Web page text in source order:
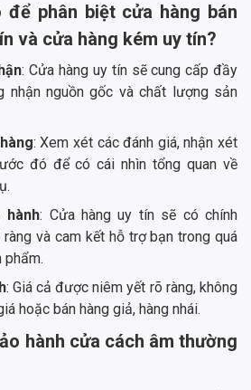
để phân biệt cửa hàng bán
và cửa hàng kém uy tín?
: Cửa hàng uy tín sẽ cung cấp đầy
nhận nguồn gốc và chất lượng sản
: Xem xét các đánh giá, nhận xét
đó để có cái nhìn tổng quan về
hành: Cửa hàng uy tín sẽ có chính
ràng và cam kết hỗ trợ bạn trong quá
: Giá cả được niêm yết rõ ràng, không
hoặc bán hàng giả, hàng nhái.
hành cửa cách âm thường